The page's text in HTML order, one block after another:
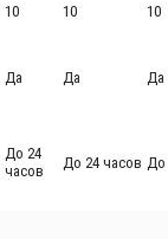
10 10 10
Да Да Да
До 24
часов
До 24 часов До